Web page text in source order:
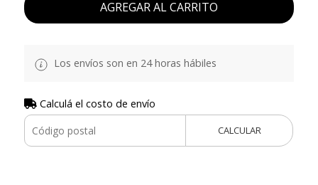
AGREGAR AL CARRITO
Los envíos son en 24 horas hábiles
Calculá el costo de envío
CALCULAR